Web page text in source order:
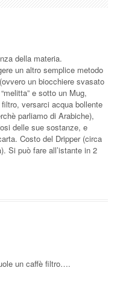
della materia.
un altro semplice metodo
un biocchiere svasato
e sotto un Mug,
versarci acqua bollente
parliamo di Arabiche),
delle sue sostanze, e
Costo del Dripper (circa
Si può fare all’istante in 2
un caffè filtro….